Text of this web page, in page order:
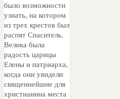
было возможности
узнать, на котором
из трех крестов был
распят Спаситель.
Велика была
радость царицы
Елены и патриарха,
когда они увидели
священнейшие для
христианина места